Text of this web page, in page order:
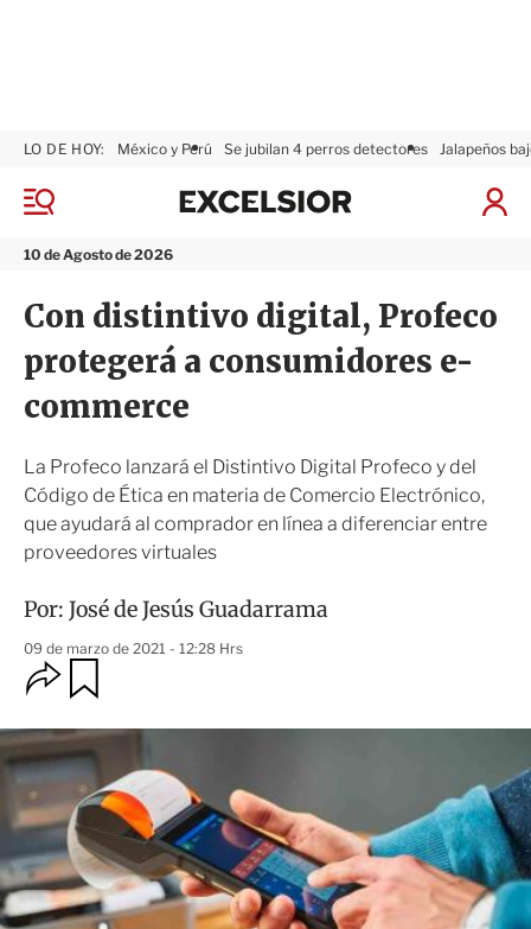
M
n
10 de Agosto de 2026
LO DE HOY: México y Perú Se jubilan 4 perros detectores Jalapeños
I
a
x
s
i
o
r
Con distintivo digital, Profeco
protegerá a consumidores e-
commerce
La Profeco lanzará el Distintivo Digital Profeco y del
Código de Ética en materia de Comercio Electrónico,
que ayudará al comprador en línea a diferenciar entre
proveedores virtuales
Por: José de Jesús Guadarrama
09 de marzo de 2021 - 12:28 Hrs
O
p
i
o
n
e
s
d
e
c
o
r
r